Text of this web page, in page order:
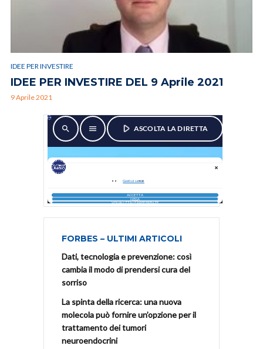
IDEE PER INVESTIRE
IDEE PER INVESTIRE DEL 9 Aprile 2021
9 Aprile 2021
FORBES – ULTIMI ARTICOLI
Dati, tecnologia e prevenzione: così
cambia il modo di prendersi cura del
sorriso
La spinta della ricerca: una nuova
molecola può fornire un’opzione per il
trattamento dei tumori
neuroendocrini